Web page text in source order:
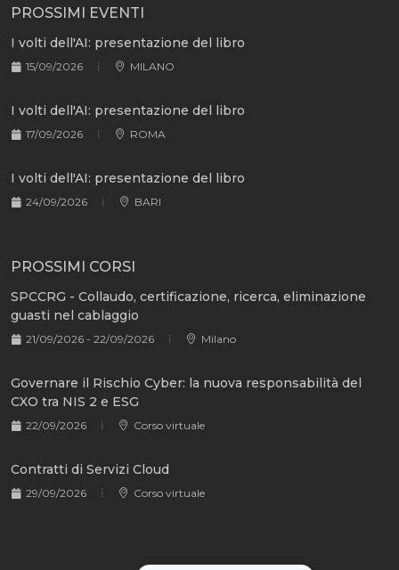
PROSSIMI EVENTI
I volti dell'AI: presentazione del libro
15/09/2026 MILANO
I volti dell'AI: presentazione del libro
17/09/2026 ROMA
I volti dell'AI: presentazione del libro
24/09/2026 BARI
PROSSIMI CORSI
SPCCRG - Collaudo, certificazione, ricerca, eliminazione
guasti nel cablaggio
21/09/2026 - 22/09/2026 Milano
Governare il Rischio Cyber: la nuova responsabilità del
CXO tra NIS 2 e ESG
22/09/2026 Corso virtuale
Contratti di Servizi Cloud
29/09/2026 Corso virtuale